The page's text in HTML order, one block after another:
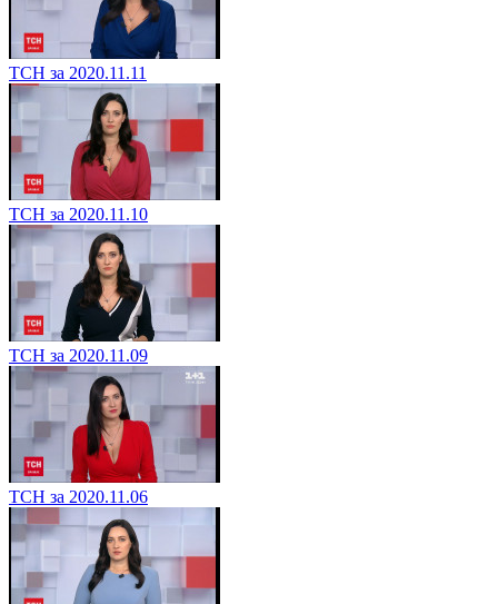
ТСН за 2020.11.11
ТСН за 2020.11.10
ТСН за 2020.11.09
ТСН за 2020.11.06